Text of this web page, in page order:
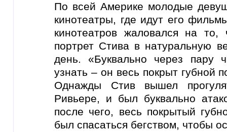
По всей Америке молодые
кинотеатры, где идут его
кинотеатров жаловался на
портрет Стива в натуральную
день. «Буквально через пару
узнать – он весь покрыт губной
Однажды Стив вышел
Ривьере, и был буквально
после чего, весь покрытый
был спасаться бегством, чтобы